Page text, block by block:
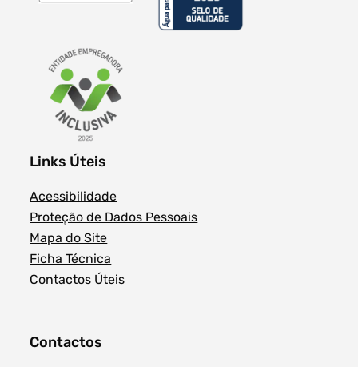
Links Úteis
Acessibilidade
Proteção de Dados Pessoais
Mapa do Site
Ficha Técnica
Contactos Úteis
Contactos